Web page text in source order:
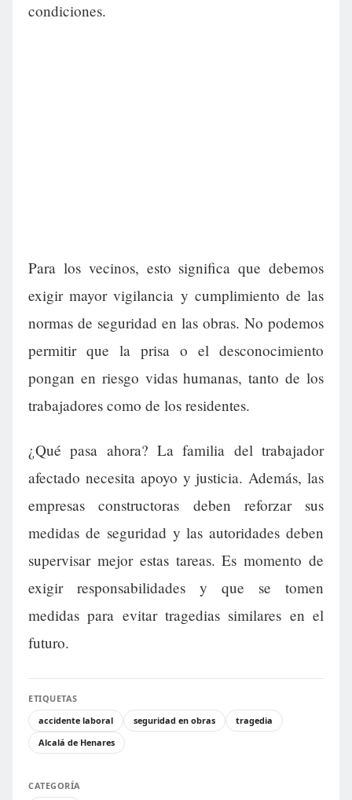
condiciones.
Para los vecinos, esto significa que debemos
exigir mayor vigilancia y cumplimiento de las
normas de seguridad en las obras. No podemos
permitir que la prisa o el desconocimiento
pongan en riesgo vidas humanas, tanto de los
trabajadores como de los residentes.
¿Qué pasa ahora? La familia del trabajador
afectado necesita apoyo y justicia. Además, las
empresas constructoras deben reforzar sus
medidas de seguridad y las autoridades deben
supervisar mejor estas tareas. Es momento de
exigir responsabilidades y que se tomen
medidas para evitar tragedias similares en el
futuro.
ETIQUETAS
accidente laboral
seguridad en obras
tragedia
Alcalá de Henares
CATEGORÍA